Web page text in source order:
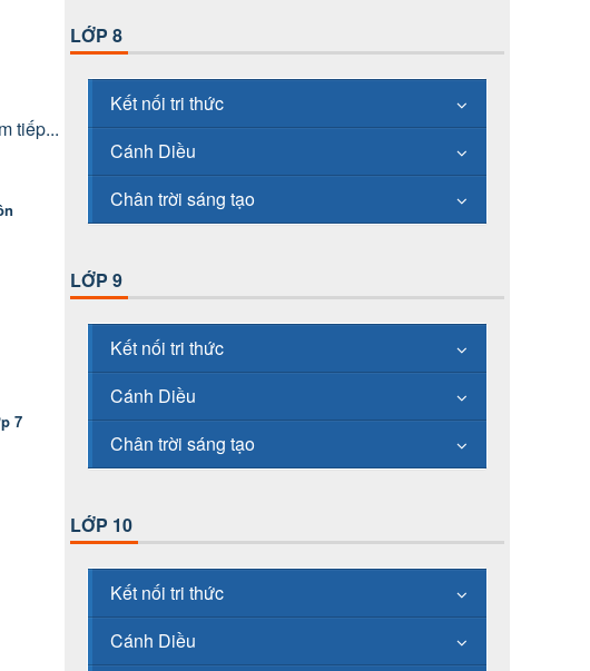
tiếp...
7
LỚP 8
Kết nối tri thức
Cánh Diều
Chân trời sáng tạo
LỚP 9
Kết nối tri thức
Cánh Diều
Chân trời sáng tạo
LỚP 10
Kết nối tri thức
Cánh Diều